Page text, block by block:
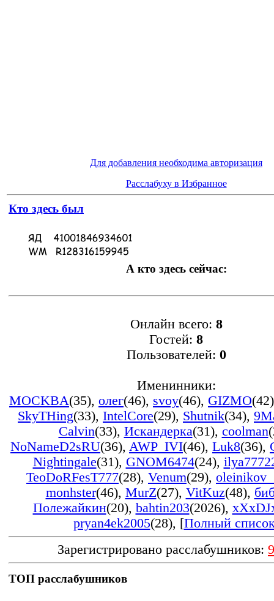
Для добавления необходима авторизация
Расслабуху в Избранное
Кто здесь был
А кто здесь сейчас:
Онлайн всего: 8
Гостей: 8
Пользователей: 0
Именинники:
MOCKBA(35), олег(46), svoy(46), GIZMO(42)
SkyTHing(33), IntelCore(29), Shutnik(34),
Calvin(33), Искандерка(31), coolman
NoNameD2sRU(36), AWP_IVI(46), Luk8(36),
Nightingale(31), GNOM6474(24),
TeoDoRFesT777(28), Venum(29),
monhster(46), MurZ(27), VitKuz(48),
Полежайкин(20), bahtin203(2026),
pryan4ek2005(28), [Полный
Зарегистрировано расслабушников:
ТОП расслабушников